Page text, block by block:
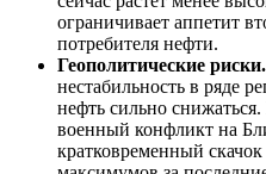
ограничивает аппетит
потребителя нефти.
Геополитические риски.
нестабильность в ряде
нефть сильно
военный конфликт на
кратковременный